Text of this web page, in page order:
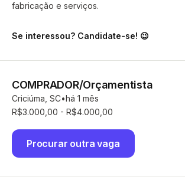
fabricação e serviços.
Se interessou? Candidate-se! 😉
COMPRADOR/Orçamentista
Criciúma, SC há 1 mês
R$3.000,00 - R$4.000,00
Procurar outra vaga